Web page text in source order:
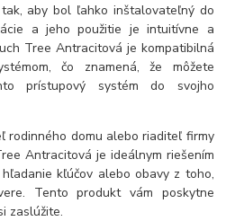
aby bol ľahko inštalovateľný do
a jeho použitie je intuitívne a
Tree Antracitová je kompatibilná
čo znamená, že môžete
prístupový systém do svojho
rodinného domu alebo riaditeľ firmy
Antracitová je ideálnym riešením
kľúčov alebo obavy z toho,
Tento produkt vám poskytne
zaslúžite.